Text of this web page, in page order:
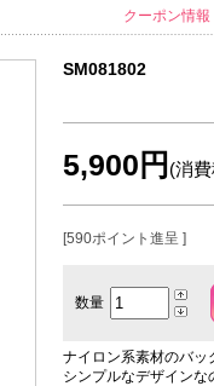
クーポン情報
SM081802
ナイロン系素材のバッ
シンプルなデザインな
5,900円 (消
[590ポイント進呈 ]
数量